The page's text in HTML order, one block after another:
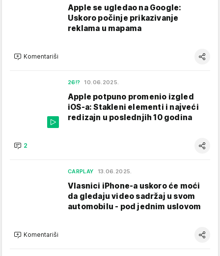
Apple se ugledao na Google:
Uskoro počinje prikazivanje
reklama u mapama
Komentariši
26!? 10.06.2025.
Apple potpuno promenio izgled
iOS-a: Stakleni elementi i najveći
redizajn u poslednjih 10 godina
2
CARPLAY 13.06.2025.
Vlasnici iPhone-a uskoro će moći
da gledaju video sadržaj u svom
automobilu - pod jednim uslovom
Komentariši